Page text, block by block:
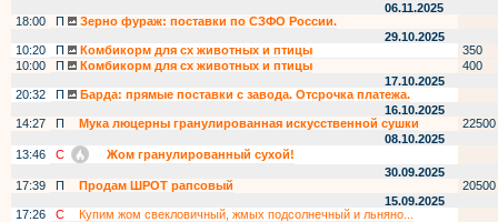
06.11.2025
18:00
П
Зерно фураж: поставки по СЗФО России.
29.10.2025
10:20
П Комбикорм для сх животных и птицы
350
10:00
П Комбикорм для сх животных и птицы
400
17.10.2025
20:32
П
Барда: прямые поставки с завода. Отсрочка платежа.
16.10.2025
14:27
П Мука люцерны гранулированная искусственной сушки
22500
08.10.2025
13:46
С
Жом гранулированный сухой!
30.09.2025
17:39
П Продам ШРОТ рапсовый
20500
15.09.2025
17:26
С
Купим жом свекловичный, жмых подсолнечный и льняно...